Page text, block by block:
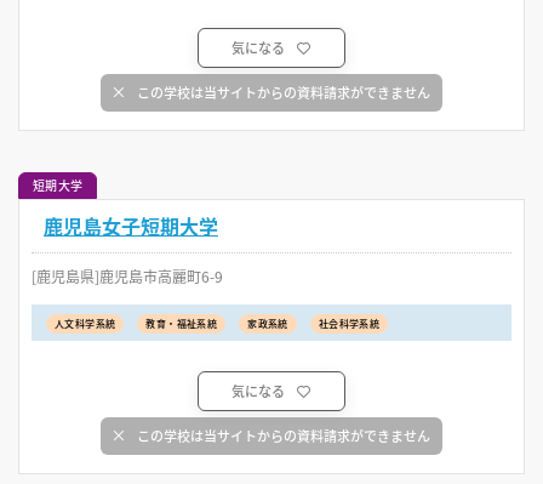
気になる
この学校は当サイトからの資料請求ができません
短期大学
鹿児島女子短期大学
[鹿児島県]鹿児島市高麗町6-9
人文科学系統 教育・福祉系統 家政系統 社会科学系統
気になる
この学校は当サイトからの資料請求ができません